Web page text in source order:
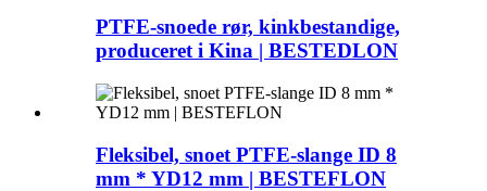
PTFE-snoede rør, kinkbestandige,
produceret i Kina | BESTEDLON
Fleksibel, snoet PTFE-slange ID 8
mm * YD12 mm | BESTEFLON